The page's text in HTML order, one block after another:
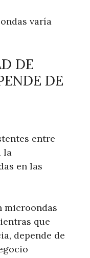
varía
DE
DE
entre
la
en las
microondas
que
depende de